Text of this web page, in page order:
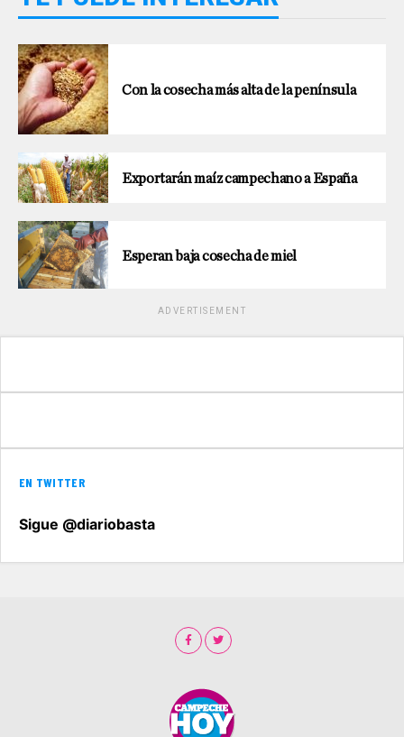
Con la cosecha más alta de la península
Exportarán maíz campechano a España
Esperan baja cosecha de miel
ADVERTISEMENT
EN TWITTER
Sigue @diariobasta